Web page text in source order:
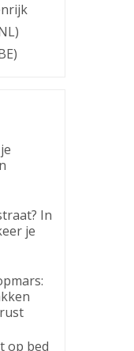
In
je
op bed